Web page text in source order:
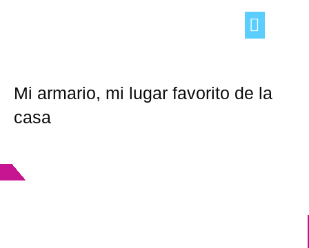
Mi armario, mi lugar favorito de la
casa